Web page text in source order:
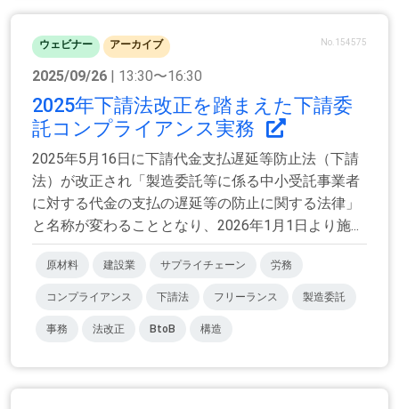
ウェビナー アーカイブ No.154575
2025/09/26 | 13:30〜16:30
2025年下請法改正を踏まえた下請委
託コンプライアンス実務
2025年5月16日に下請代金支払遅延等防止法（下請
法）が改正され「製造委託等に係る中小受託事業者
に対する代金の支払の遅延等の防止に関する法律」
と名称が変わることとなり、2026年1月1日より施...
原材料 建設業 サプライチェーン 労務
コンプライアンス 下請法 フリーランス 製造委託
事務 法改正 BtoB 構造